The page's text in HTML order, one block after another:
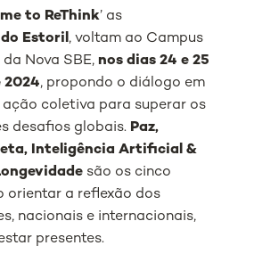
to ReThink’ as
Estoril, voltam ao Campus
Nova SBE,nos dias 24 e 25
2024, propondo o diálogo em
coletiva para superar os
desafios globais. Paz,
Inteligência Artificial &
são os cinco
orientar a reflexão dos
nacionais e internacionais,
presentes.